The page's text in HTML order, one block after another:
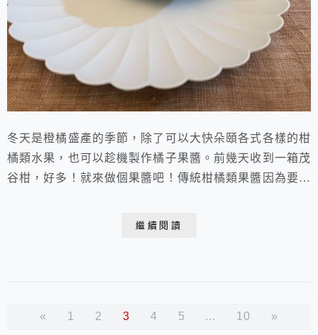
冬天是橙橘盛產的季節，除了可以大快朵頤各式各樣的柑
橘類水果，也可以趁機製作橘子果醬。前幾天收到一箱茂
谷柑，好多！就來做個果醬吧！傳統柑橘類果醬因為要耗
繼續閱讀
« 1 2 3 4 5 ... 10 »